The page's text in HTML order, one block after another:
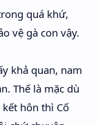
quá khứ,
vệ gà con vậy.
khả quan, nam
Thế là mặc dù
hôn thì Cố